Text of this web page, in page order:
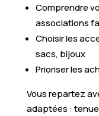
Comprendre
associations
Choisir les
sacs, bijoux
Prioriser les
Vous repartez
adaptées :